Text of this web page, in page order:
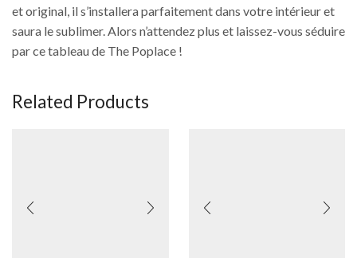
et original, il s’installera parfaitement dans votre intérieur et
saura le sublimer. Alors n’attendez plus et laissez-vous séduire
par ce tableau de The Poplace !
Related Products